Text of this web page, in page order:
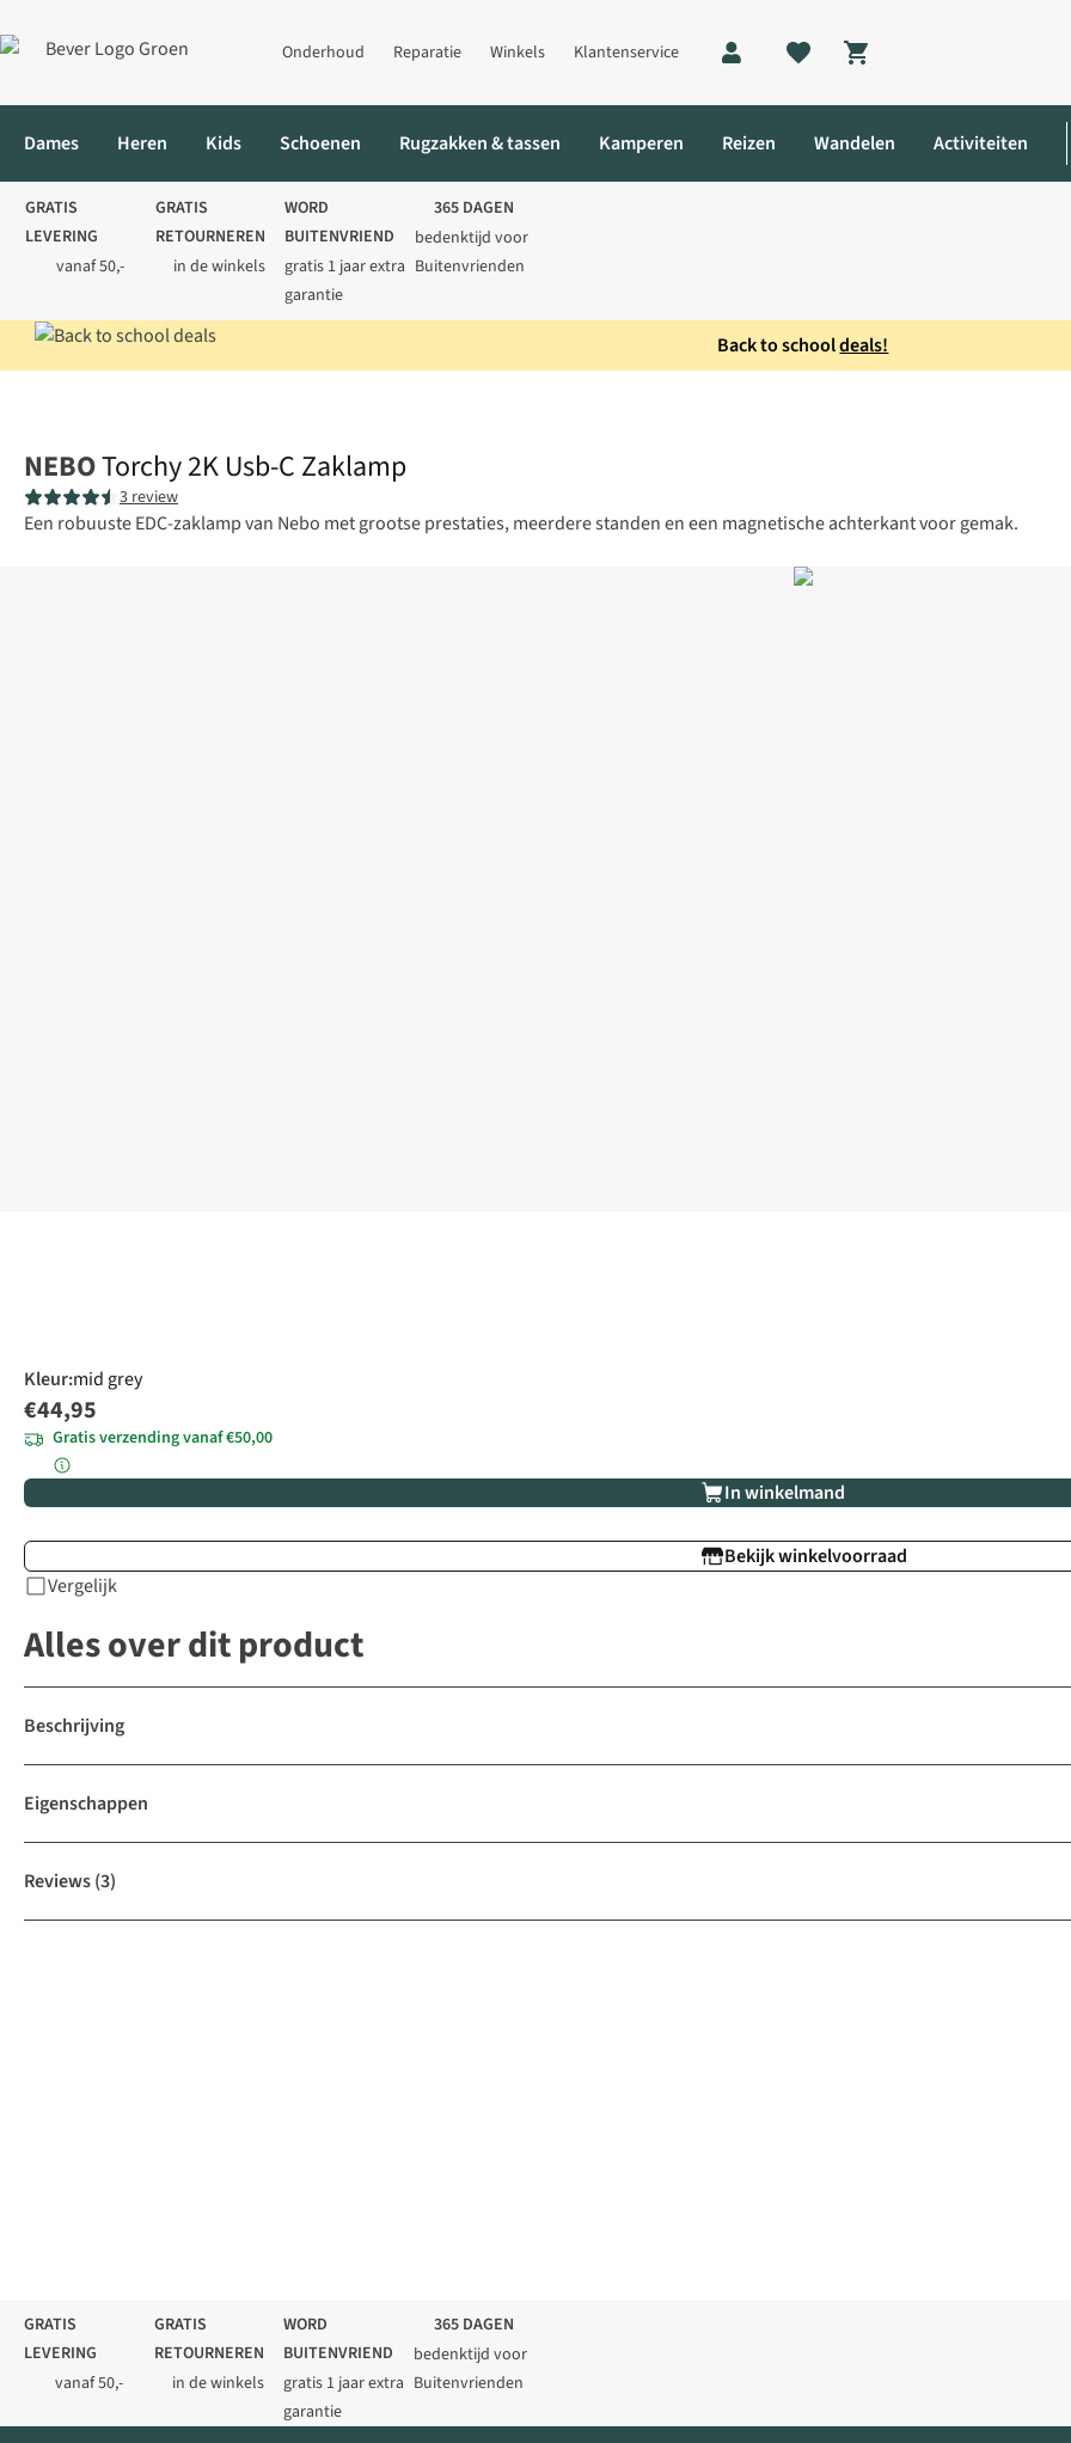
Onderhoud Reparatie Winkels Klantenservice
Shopping cart
Dames Heren Kids Schoenen Rugzakken & tassen Kamperen Reizen Wandelen Activiteiten
GRATIS
LEVERING
vanaf 50,-
GRATIS
RETOURNEREN
in de winkels
WORD
BUITENVRIEND
gratis 1 jaar extra
garantie
365 DAGEN
bedenktijd voor
Buitenvrienden
Back to schooldeals!
NEBOTorchy 2K Usb-C Zaklamp
3 review
Een robuuste EDC-zaklamp van Nebo met grootse prestaties, meerdere standen en een magnetische achterkant voor gemak.
Kleur:mid grey
€44,95
Gratis verzending vanaf €50,00
In winkelmand
Bekijk winkelvoorraad
Vergelijk
Alles over dit product
Beschrijving
Eigenschappen
Reviews(3)
GRATIS
LEVERING
vanaf 50,-
GRATIS
RETOURNEREN
in de winkels
WORD
BUITENVRIEND
gratis 1 jaar extra
garantie
365 DAGEN
bedenktijd voor
Buitenvrienden